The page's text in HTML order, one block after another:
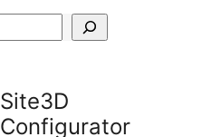
Site3D
Configurator